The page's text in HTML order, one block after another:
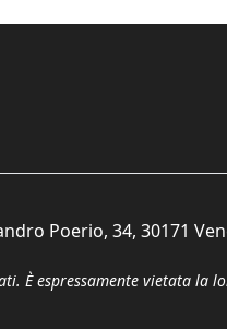
Poerio, 34, 30171
È espressamente vietata la